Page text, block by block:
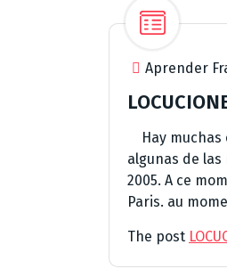
Aprender
Hay muchas
algunas de
2005. A ce
Paris. au
The post